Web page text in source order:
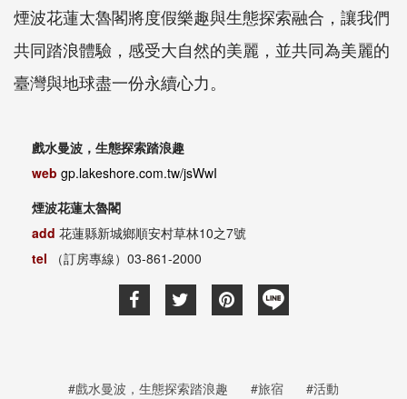
煙波花蓮太魯閣將度假樂趣與生態探索融合，讓我們
共同踏浪體驗，感受大自然的美麗，並共同為美麗的
臺灣與地球盡一份永續心力。
戲水曼波，生態探索踏浪趣
web gp.lakeshore.com.tw/jsWwI
煙波花蓮太魯閣
add 花蓮縣新城鄉順安村草林10之7號
tel
（訂房專線）03-861-2000
#戲水曼波，生態探索踏浪趣 #旅宿 #活動